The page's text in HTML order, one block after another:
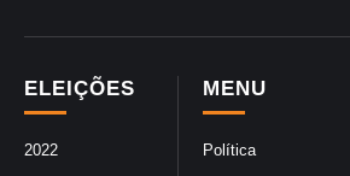
MENU
Política
ELEIÇÕES
2022